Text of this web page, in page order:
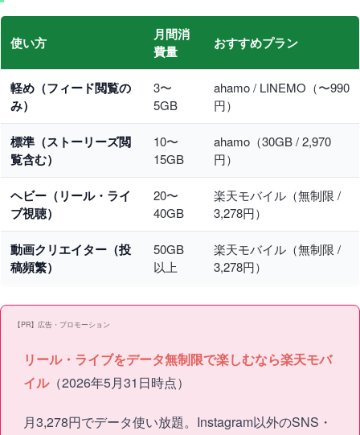
使い方
月間消
費量
おすすめプラン
軽め（フィード閲覧の
み）
3〜
5GB
ahamo / LINEMO（〜990
円）
標準（ストーリーズ閲
覧含む）
10〜
15GB
ahamo（30GB / 2,970
円）
ヘビー（リール・ライ
ブ視聴）
20〜
40GB
楽天モバイル（無制限 /
3,278円）
動画クリエイター（投
稿頻繁）
50GB
以上
楽天モバイル（無制限 /
3,278円）
【PR】広告・プロモーション
リール・ライブをデータ無制限で楽しむなら楽天モバ
イル（2026年5月31日時点）
月3,278円でデータ使い放題。Instagram以外のSNS・